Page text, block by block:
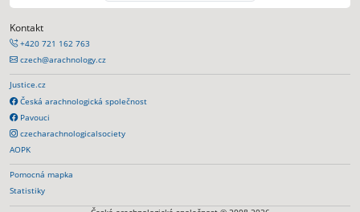
Kontakt
+420 721 162 763
czech@arachnology.cz
Justice.cz
Česká arachnologická společnost
Pavouci
czecharachnologicalsociety
AOPK
Pomocná mapka
Statistiky